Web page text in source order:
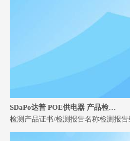
检测产品证书/检测报告名称检测报